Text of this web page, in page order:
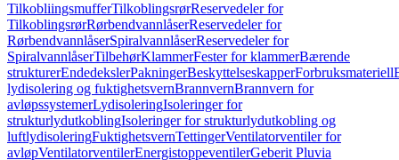
TilkobliingsmufferTilkoblingsrørReservedeler for
TilkoblingsrørRørbendvannlåserReservedeler for
RørbendvannlåserSpiralvannlåserReservedeler for
SpiralvannlåserTilbehørKlammerFester for klammerBærende
strukturerEndedekslerPakningerBeskyttelseskapperForbruksmateriell
lydisolering og fuktighetsvernBrannvernBrannvern for
avløpssystemerLydisoleringIsoleringer for
strukturlydutkoblingIsoleringer for strukturlydutkobling og
luftlydisoleringFuktighetsvernTettingerVentilatorventiler for
avløpVentilatorventilerEnergistoppeventilerGeberit Pluvia